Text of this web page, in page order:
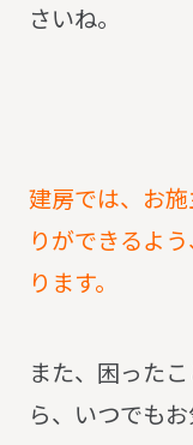
さいね。
建房では、お
りができるよ
ります。
また、困った
ら、いつでも